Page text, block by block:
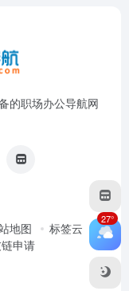
的职场办公导航网
地图
标签云
申请
27°